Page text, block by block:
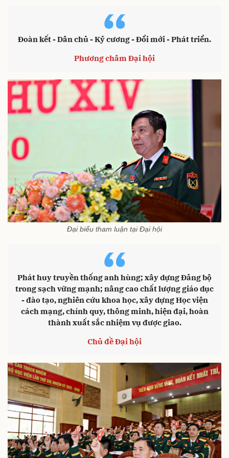
“
Đoàn kết - Dân chủ - Kỷ cương - Đổi mới - Phát triển.
Phương châm Đại hội
Đại biểu tham luận tại Đại hội
“
Phát huy truyền thống anh hùng; xây dựng Đảng bộ
trong sạch vững mạnh; nâng cao chất lượng giáo dục
- đào tạo, nghiên cứu khoa học, xây dựng Học viện
cách mạng, chính quy, thông minh, hiện đại, hoàn
thành xuất sắc nhiệm vụ được giao.
Chủ đề Đại hội